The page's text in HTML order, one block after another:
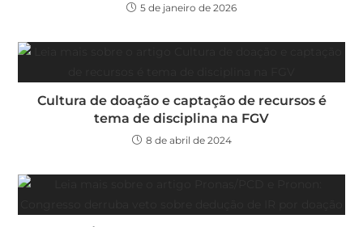
5 de janeiro de 2026
Cultura de doação e captação de recursos é
tema de disciplina na FGV
8 de abril de 2024